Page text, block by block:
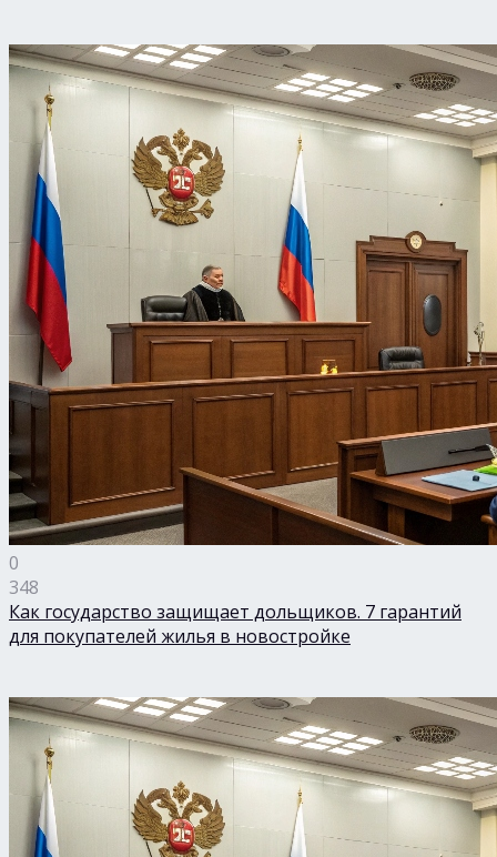
0
348
Как государство защищает дольщиков. 7 гарантий
для покупателей жилья в новостройке